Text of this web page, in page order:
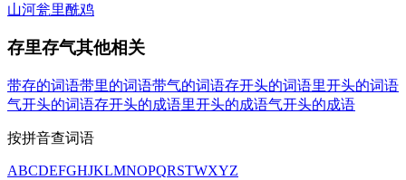
山河瓮里酰鸡
存里存气其他相关
带存的词语带里的词语带气的词语存开头的词语里开头的词语
气开头的词语存开头的成语里开头的成语气开头的成语
按拼音查词语
ABCDEFGHJKLMNOPQRSTWXYZ